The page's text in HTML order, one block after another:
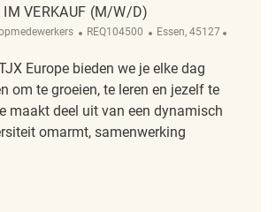
IM VERKAUF (M/W/D)
ReqId
REQ104500 Plaats
Essen, 45127
Europe bieden we je elke dag
om te groeien, te leren en jezelf te
maakt deel uit van een dynamisch
omarmt, samenwerking
im Verkauf (m/w/d) REQ104500